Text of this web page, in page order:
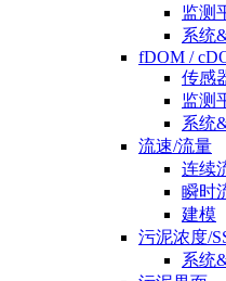
监测
系统
fDOM /
传感
监测
系统
流速/流量
连续
瞬时
建模
污泥浓度/
系统